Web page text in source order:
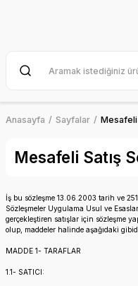
Anasayfa Sayfalar Mesafeli
Mesafeli Satış
İş bu sözleşme 13.06.2003 tarih ve
Sözleşmeler Uygulama Usul ve
gerçekleştiren satışlar için sözleşme
olup, maddeler halinde aşağıdaki
MADDE 1- TARAFLAR
1.1- SATICI: